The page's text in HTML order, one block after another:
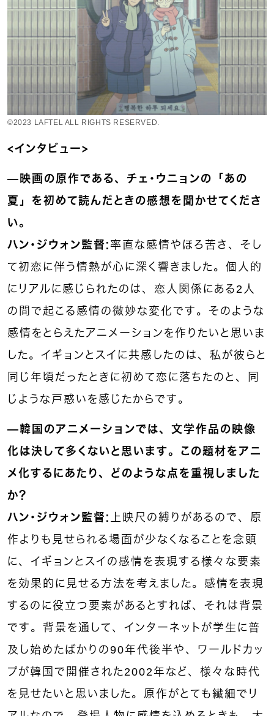
©2023 LAFTEL ALL RIGHTS RESERVED.
＜インタビュー＞
—映画の原作である、チェ・ウニョンの「あの
夏」を初めて読んだときの感想を聞かせてくださ
い。
ハン・ジウォン監督： 率直な感情やほろ苦さ、そし
て初恋に伴う情熱が心に深く響きました。個人的
にリアルに感じられたのは、恋人関係にある2人
の間で起こる感情の微妙な変化です。そのような
感情をとらえたアニメーションを作りたいと思いま
した。イギョンとスイに共感したのは、私が彼らと
同じ年頃だったときに初めて恋に落ちたのと、同
じような戸惑いを感じたからです。
—韓国のアニメーションでは、文学作品の映像
化は決して多くないと思います。この題材をアニ
メ化するにあたり、どのような点を重視しました
か？
ハン・ジウォン監督： 上映尺の縛りがあるので、原
作よりも見せられる場面が少なくなることを念頭
に、イギョンとスイの感情を表現する様々な要素
を効果的に見せる方法を考えました。感情を表現
するのに役立つ要素があるとすれば、それは背景
です。背景を通して、インターネットが学生に普
及し始めたばかりの90年代後半や、ワールドカッ
プが韓国で開催された2002年など、様々な時代
を見せたいと思いました。原作がとても繊細でリ